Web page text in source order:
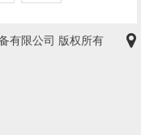
有限公司 版权所有